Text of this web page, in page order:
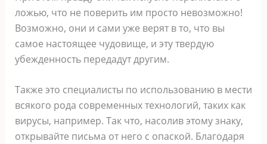
ложью, что не поверить им просто невозможно!
Возможно, они и сами уже верят в то, что вы
самое настоящее чудовище, и эту твердую
убежденность передадут другим.
Также это специалисты по использованию в мести
всякого рода современных технологий, таких как
вирусы, например. Так что, насолив этому знаку,
открывайте письма от него с опаской. Благодаря